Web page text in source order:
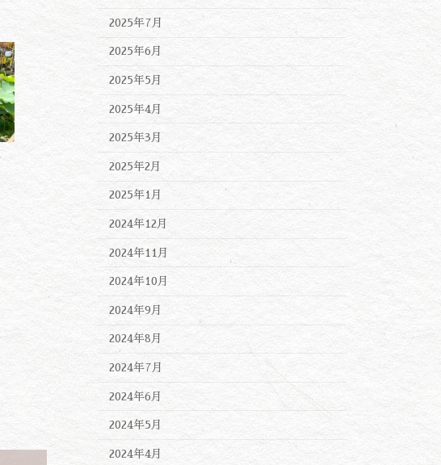
2025年7月
2025年6月
2025年5月
2025年4月
2025年3月
2025年2月
2025年1月
2024年12月
2024年11月
2024年10月
2024年9月
2024年8月
2024年7月
2024年6月
2024年5月
2024年4月